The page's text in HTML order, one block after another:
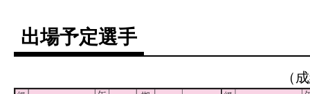
出場予定選手
（